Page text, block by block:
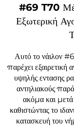
#69 T70
Εξωτερική
Αυτό το νάιλον
παρέχει εξαιρετική
υψηλής εντασης
αντηλιακούς
ακόμα και
καθιστώντας το
κατασκευή του